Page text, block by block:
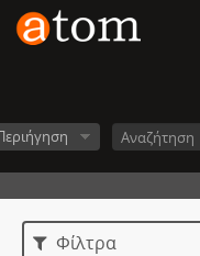
Φίλτρα